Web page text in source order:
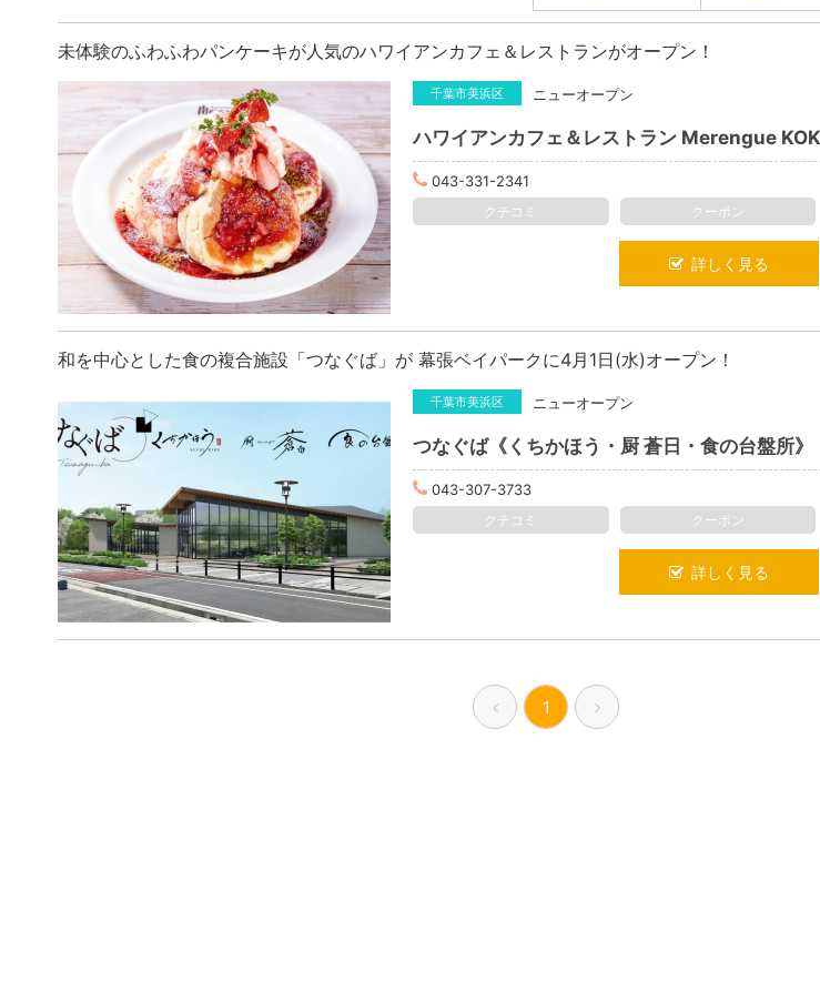
未体験のふわふわパンケーキが人気のハワイアンカフェ＆レストランがオープン！
千葉市美浜区 ニューオープン
043-331-2341
クチコミ クーポン
詳しく見る
和を中心とした食の複合施設「つなぐば」が 幕張ベイパークに4月1日(水)オープン！
千葉市美浜区 ニューオープン
つなぐば《くちかほう・厨 蒼日・食の台盤所》
043-307-3733
クチコミ クーポン
詳しく見る
1